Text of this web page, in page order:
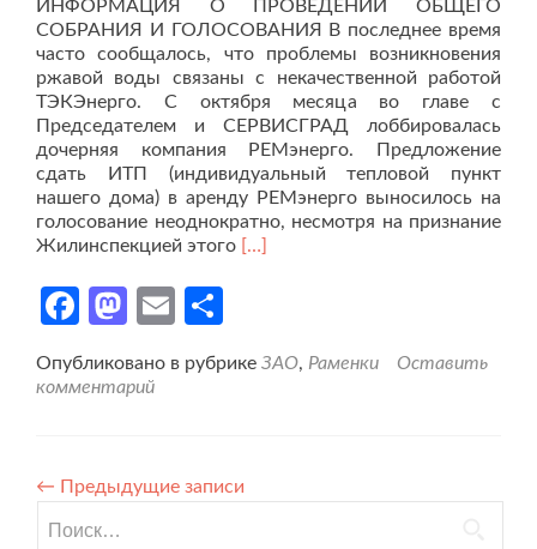
ИНФОРМАЦИЯ О ПРОВЕДЕНИИ ОБЩЕГО
СОБРАНИЯ И ГОЛОСОВАНИЯ В последнее время
часто сообщалось, что проблемы возникновения
ржавой воды связаны с некачественной работой
ТЭКЭнерго. С октября месяца во главе с
Председателем и СЕРВИСГРАД лоббировалась
дочерняя компания РЕМэнерго. Предложение
сдать ИТП (индивидуальный тепловой пункт
нашего дома) в аренду РЕМэнерго выносилось на
голосование неоднократно, несмотря на признание
Жилинспекцией этого Читать
[…]
Facebook
Mastodon
Email
Опубликовано в рубрике ЗАО, Раменки
Оставить
комментарий
← Предыдущие записи